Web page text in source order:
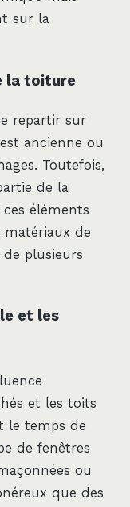
sur la
la toiture
repartir sur
ancienne ou
Toutefois,
de la
éléments
de
plusieurs
et les
et les toits
le temps de
de fenêtres
ou
que des